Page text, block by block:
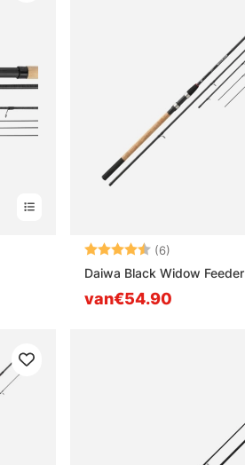
Beoordeling:(6)
Daiwa Black Widow Feeder
van€54.90